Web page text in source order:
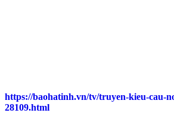
https://baohatinh.vn/tv/truyen-kieu-cau-
28109.html